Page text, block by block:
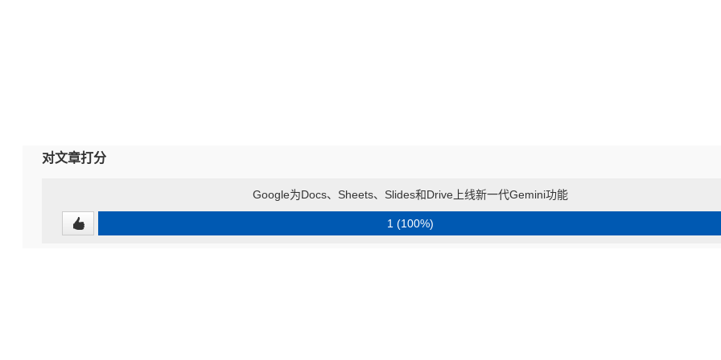
对文章打分
Google为Docs、Sheets、Slides和Drive上线新一代Gemini功能
1 (100%)